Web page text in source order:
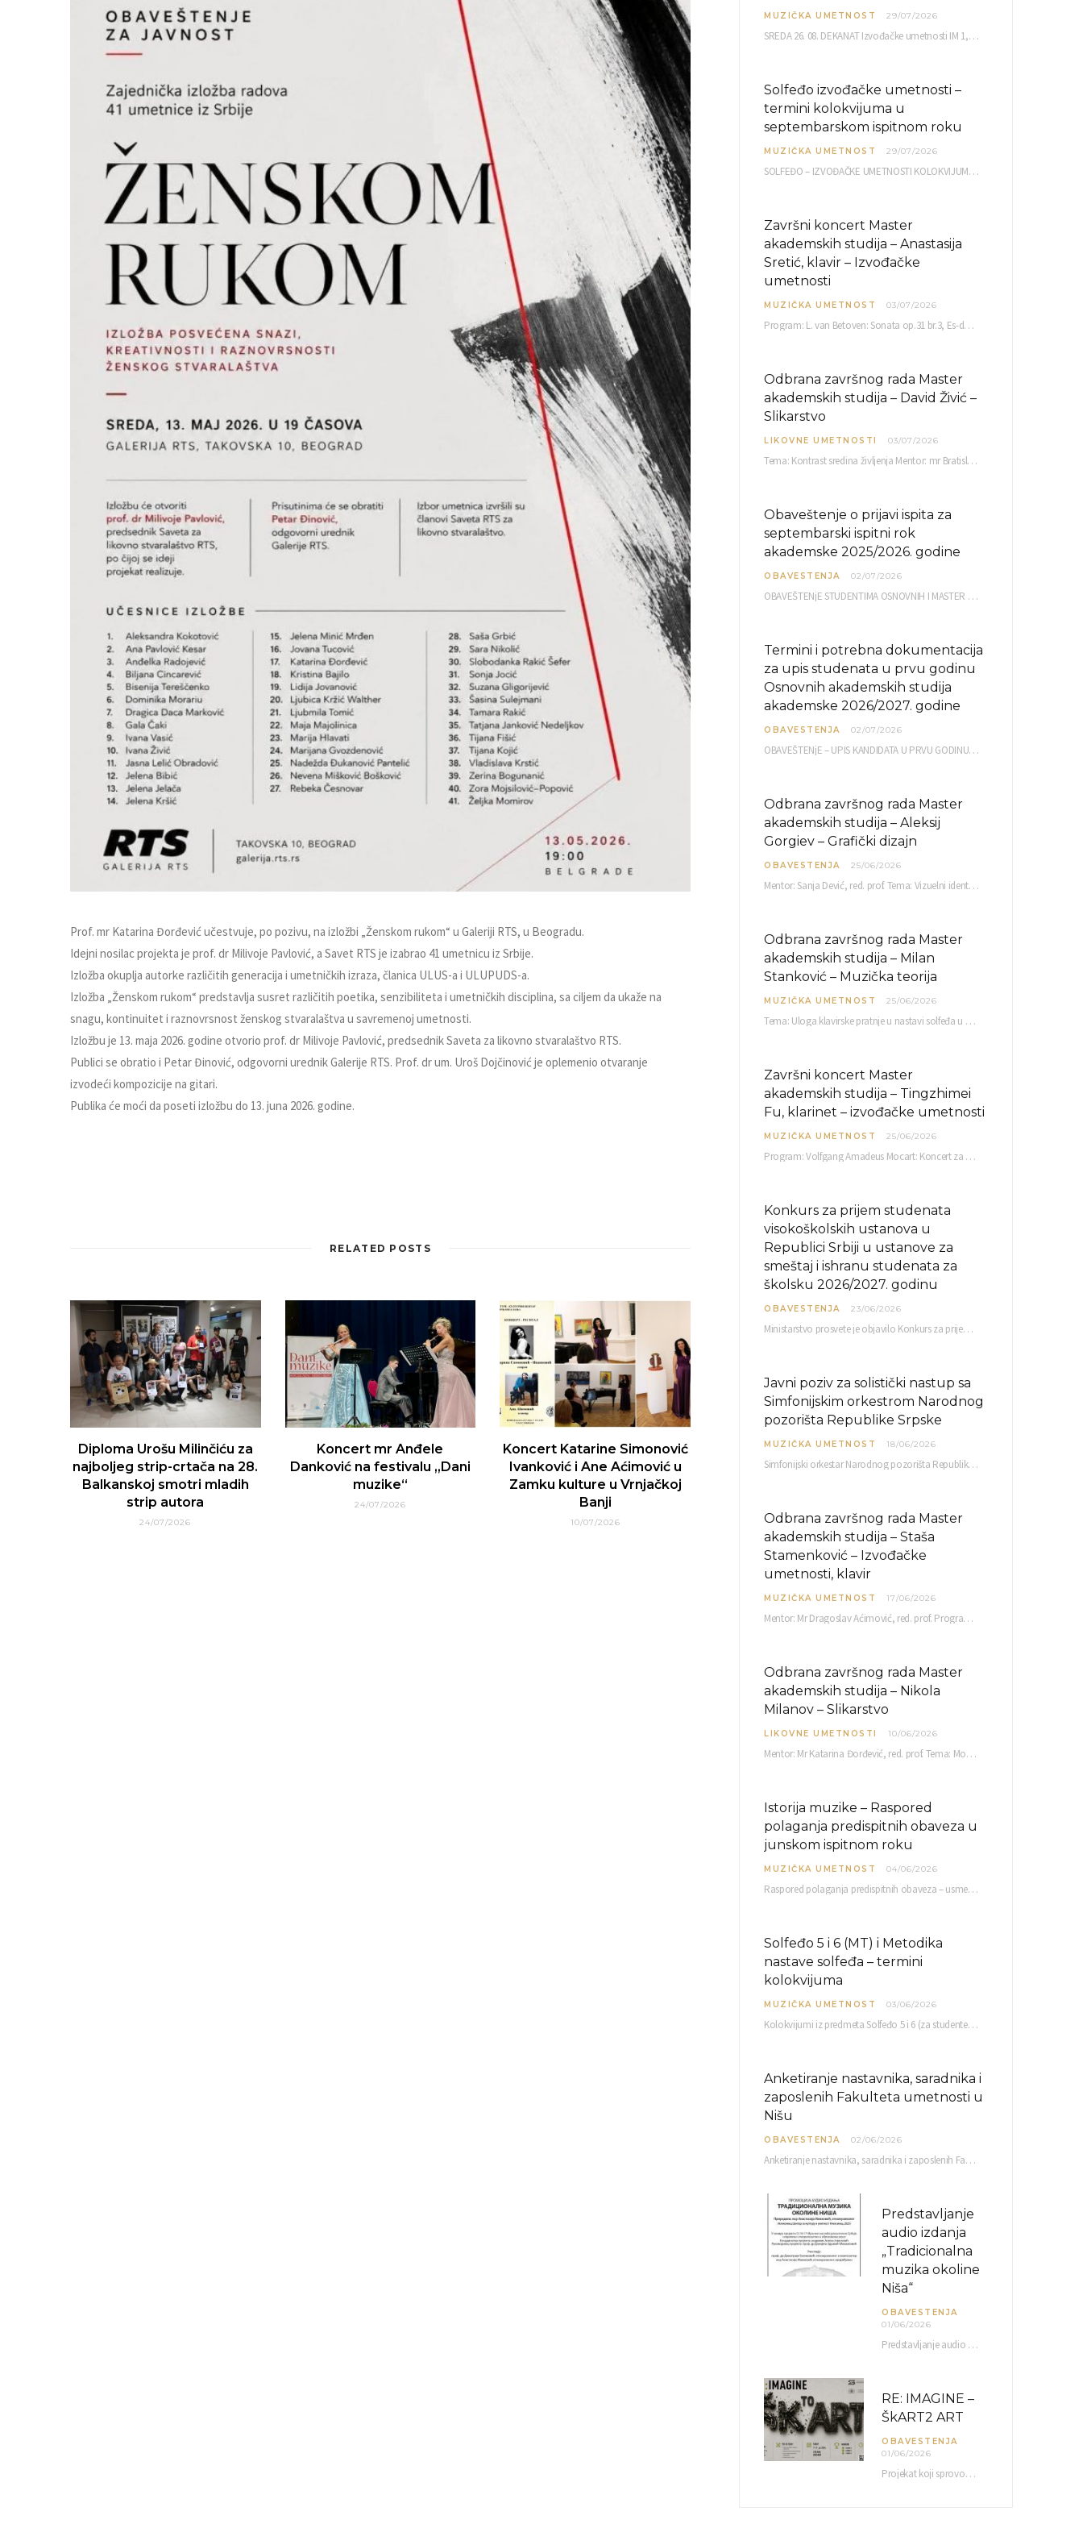
Prof. mr Katarina Đorđević učestvuje, po pozivu, na izložbi „Ženskom rukom“ u Galeriji RTS, u Beogradu.
Idejni nosilac projekta je prof. dr Milivoje Pavlović, a Savet RTS je izabrao 41 umetnicu iz Srbije.
Izložba okuplja autorke različitih generacija i umetničkih izraza, članica ULUS-a i ULUPUDS-a.
Izložba „Ženskom rukom“ predstavlja susret različitih poetika, senzibiliteta i umetničkih disciplina, sa ciljem da ukaže na
snagu, kontinuitet i raznovrsnost ženskog stvaralaštva u savremenoj umetnosti.
Izložbu je 13. maja 2026. godine otvorio prof. dr Milivoje Pavlović, predsednik Saveta za likovno stvaralaštvo RTS.
Publici se obratio i Petar Đinović, odgovorni urednik Galerije RTS. Prof. dr um. Uroš Dojčinović je oplemenio otvaranje
izvodeći kompozicije na gitari.
Publika će moći da poseti izložbu do 13. juna 2026. godine.
RELATED POSTS
Diploma Urošu Milinčiću za
najboljeg strip-crtača na 28.
Balkanskoj smotri mladih
strip autora
24/07/2026
Koncert mr Anđele
Danković na festivalu „Dani
muzike“
24/07/2026
Koncert Katarine Simonović
Ivanković i Ane Aćimović u
Zamku kulture u Vrnjačkoj
Banji
10/07/2026
MUZIČKA UMETNOST 29/07/2026
SREDA 26. 08. DEKANAT Izvođačke umetnosti IM 1, 2 10,00 IM 3, 4 10,30 IM…
Solfeđo izvođačke umetnosti –
termini kolokvijuma u
septembarskom ispitnom roku
MUZIČKA UMETNOST 29/07/2026
SOLFEĐO – IZVOĐAČKE UMETNOSTI KOLOKVIJUM septembarski ispitni rok četvrtak, 03.09.2026. uč. br. 12 PISMENI…
Završni koncert Master
akademskih studija – Anastasija
Sretić, klavir – Izvođačke
umetnosti
MUZIČKA UMETNOST 03/07/2026
Program: L. van Betoven: Sonata op.31 br.3, Es-dur R. Šuman: Bečki karneval op.26 K. Debisi:…
Odbrana završnog rada Master
akademskih studija – David Živić –
Slikarstvo
LIKOVNE UMETNOSTI 03/07/2026
Tema: Kontrast sredina življenja Mentor: mr Bratislav Bašić, redovni profesor Sreda, 08.07.2026. u…
Obaveštenje o prijavi ispita za
septembarski ispitni rok
akademske 2025/2026. godine
OBAVESTENJA 02/07/2026
OBAVEŠTENjE STUDENTIMA OSNOVNIH I MASTER AKADEMSKIH STUDIJA ELEKTRONSKA PRIJAVA ISPITA za septembarski ispitni rok za…
Termini i potrebna dokumentacija
za upis studenata u prvu godinu
Osnovnih akademskih studija
akademske 2026/2027. godine
OBAVESTENJA 02/07/2026
OBAVEŠTENjE – UPIS KANDIDATA U PRVU GODINU OAS 10, 13, 14, 15. i…
Odbrana završnog rada Master
akademskih studija – Aleksij
Gorgiev – Grafički dizajn
OBAVESTENJA 25/06/2026
Mentor: Sanja Dević, red. prof. Tema: Vizuelni identitet linije nutricionističkih proizvoda Vita+: Od ambalaže do multimedijalne komunikacije Petak, 03. 07.…
Odbrana završnog rada Master
akademskih studija – Milan
Stanković – Muzička teorija
MUZIČKA UMETNOST 25/06/2026
Tema: Uloga klavirske pratnje u nastavi solfeđa u prvom ciklusu osnovne muzičke škole Mentor…
Završni koncert Master
akademskih studija – Tingzhimei
Fu, klarinet – izvođačke umetnosti
MUZIČKA UMETNOST 25/06/2026
Program: Volfgang Amadeus Mocart: Koncert za klarinet i orkestar, A-dur Mentor Miloš Mijatović, redovni profesor…
Konkurs za prijem studenata
visokoškolskih ustanova u
Republici Srbiji u ustanove za
smeštaj i ishranu studenata za
školsku 2026/2027. godinu
OBAVESTENJA 23/06/2026
Ministarstvo prosvete je objavilo Konkurs za prijem studenata visokoškolskih ustanova u Republici Srbiji u ustanove…
Javni poziv za solistički nastup sa
Simfonijskim orkestrom Narodnog
pozorišta Republike Srpske
MUZIČKA UMETNOST 18/06/2026
Simfonijski orkestar Narodnog pozorišta Republike Srpske raspisuje javni poziv za učešće u projektu „CRESCENDO: Nova…
Odbrana završnog rada Master
akademskih studija – Staša
Stamenković – Izvođačke
umetnosti, klavir
MUZIČKA UMETNOST 17/06/2026
Mentor: Mr Dragoslav Aćimović, red. prof. Program: L. Van Betoven: Sonata op. 31 br. 2 u…
Odbrana završnog rada Master
akademskih studija – Nikola
Milanov – Slikarstvo
LIKOVNE UMETNOSTI 10/06/2026
Mentor: Mr Katarina Đorđević, red. prof. Tema: Monolog emocija Sreda, 17. 06. 2026. u 15:30 sati Sala br. 12 Fakulteta umetnosti u Nišu, Kneginje…
Istorija muzike – Raspored
polaganja predispitnih obaveza u
junskom ispitnom roku
MUZIČKA UMETNOST 04/06/2026
Raspored polaganja predispitnih obaveza – usmenog kolokvijuma i testa iz slušanja muzike – objavljen je…
Solfeđo 5 i 6 (MT) i Metodika
nastave solfeđa – termini
kolokvijuma
MUZIČKA UMETNOST 03/06/2026
Kolokvijumi iz predmeta Solfeđo 5 i 6 (za studente studijskog programa Muzička teorija) i Metodika…
Anketiranje nastavnika, saradnika i
zaposlenih Fakulteta umetnosti u
Nišu
OBAVESTENJA 02/06/2026
Anketiranje nastavnika, saradnika i zaposlenih Fakulteta umetnosti u Nišu radi sačinjavanja Izveštaja o samovrednovanju biće…
Predstavljanje
audio izdanja
„Tradicionalna
muzika okoline
Niša“
OBAVESTENJA
01/06/2026
Predstavljanje audio izdanja “Tradicionalna muzika okoline Niša” organizuje se u okviru projekta O-10-17 Muzičko nasleđe jugoistočne…
RE: IMAGINE –
ŠkART2 ART
OBAVESTENJA
01/06/2026
Projekat koji sprovodi Američka privredna komora uz podrŝku kompanije Philip Morris International, sa ciljem povezivanja…